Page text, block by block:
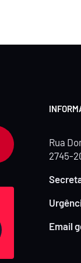
Rua
2745-
Email